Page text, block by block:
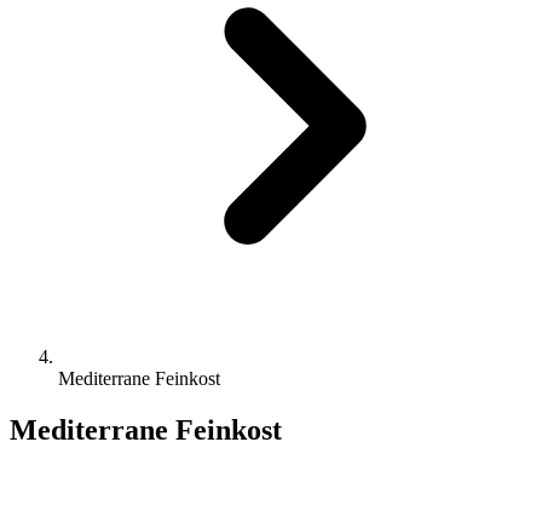
Mediterrane Feinkost
Mediterrane Feinkost